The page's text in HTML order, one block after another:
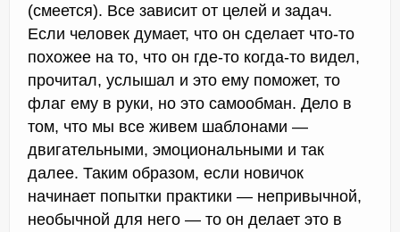
(смеется). Все зависит от целей и задач.
Если человек думает, что он сделает что-то
похожее на то, что он где-то когда-то видел,
прочитал, услышал и это ему поможет, то
флаг ему в руки, но это самообман. Дело в
том, что мы все живем шаблонами —
двигательными, эмоциональными и так
далее. Таким образом, если новичок
начинает попытки практики — непривычной,
необычной для него — то он делает это в